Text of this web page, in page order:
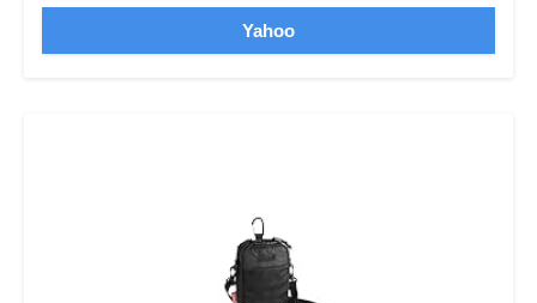
Yahoo